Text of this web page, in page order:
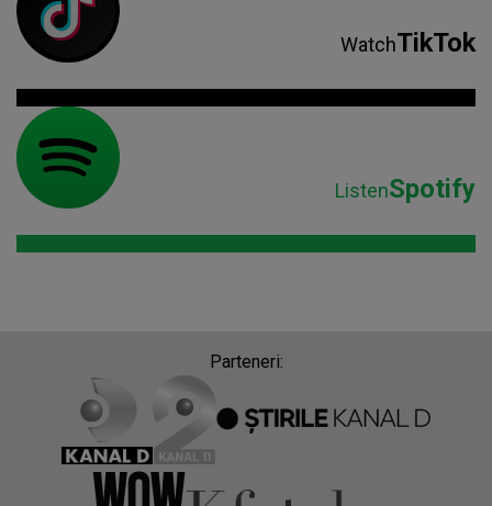
WatchTikTok
ListenSpotify
Parteneri: